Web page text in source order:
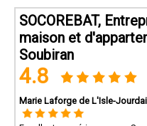
SOCOREBAT,
maison et
Soubiran
4.8
Marie Laforge de L'Isle-